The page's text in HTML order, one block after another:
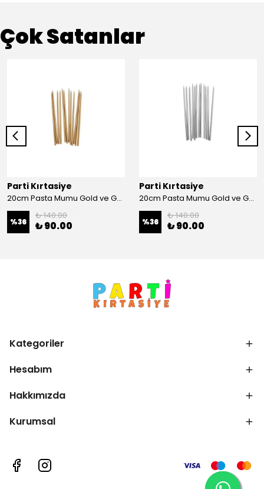
Çok Satanlar
Parti Kırtasiye
20cm Pasta Mumu Gold ve Gümüş - Gold
%36
₺ 140.00
₺ 90.00
Parti Kırtasiye
20cm Pasta Mumu Gold ve Gümüş - Gümüş
%36
₺ 140.00
₺ 90.00
Kategoriler
Hesabım
Hakkımızda
Kurumsal